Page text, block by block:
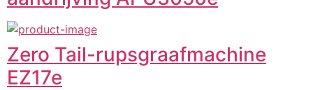
Zero Tail-rupsgraafmachine
EZ17e